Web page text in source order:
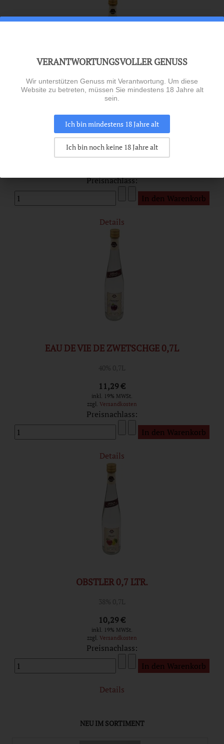
EAU DE VIE DE POIRE WILLIAMS
40% vol 0,7l
12,95 €
Preisnachlass:
Details
EAU DE VIE DE ZWETSCHGE 0,7L
40% 0,7L
11,29 €
inkl. 19% MWSt.
zzgl. Versandkosten
Preisnachlass:
Details
OBSTLER 0,7 LTR.
38% 0,7L
10,29 €
inkl. 19% MWSt.
zzgl. Versandkosten
Preisnachlass:
Details
NEU IM SORTIMENT
VERANTWORTUNGSVOLLER GENUSS
Wir unterstützen Genuss mit Verantwortung. Um diese
Website zu betreten, müssen Sie mindestens 18 Jahre alt
sein.
Ich bin mindestens 18 Jahre alt
Ich bin noch keine 18 Jahre alt